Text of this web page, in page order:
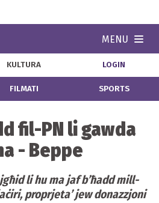
MENU
KULTURA LOGIN
FILMATI SPORTS
fil-PN li gawda
- Beppe
li hu ma jaf b’ħadd mill-
proprjeta’ jew donazzjoni